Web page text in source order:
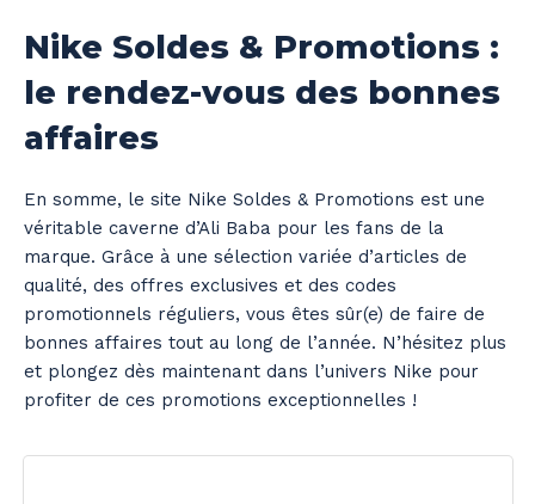
Nike Soldes & Promotions :
le rendez-vous des bonnes
affaires
En somme, le site Nike Soldes & Promotions est une
véritable caverne d’Ali Baba pour les fans de la
marque. Grâce à une sélection variée d’articles de
qualité, des offres exclusives et des codes
promotionnels réguliers, vous êtes sûr(e) de faire de
bonnes affaires tout au long de l’année. N’hésitez plus
et plongez dès maintenant dans l’univers Nike pour
profiter de ces promotions exceptionnelles !